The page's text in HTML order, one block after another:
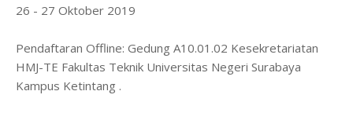
26 - 27 Oktober 2019
Pendaftaran Offline: Gedung A10.01.02 Kesekretariatan
HMJ-TE Fakultas Teknik Universitas Negeri Surabaya
Kampus Ketintang .